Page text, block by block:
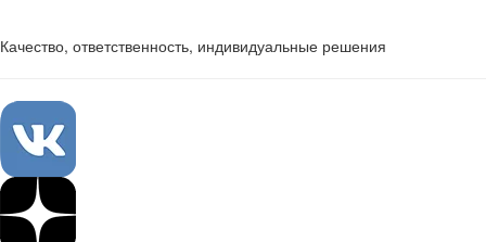
Качество, ответственность, индивидуальные решения